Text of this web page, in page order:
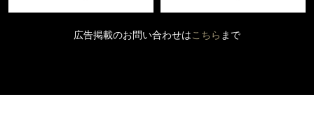
広告掲載のお問い合わせはこちら まで